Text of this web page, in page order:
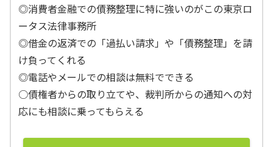
◎消費者金融での債務整理に特に強いのがこの東京ロ
ータス法律事務所
◎借金の返済での「過払い請求」や「債務整理」を請
け負ってくれる
◎電話やメールでの相談は無料でできる
○債権者からの取り立てや、裁判所からの通知への対
応にも相談に乗ってもらえる